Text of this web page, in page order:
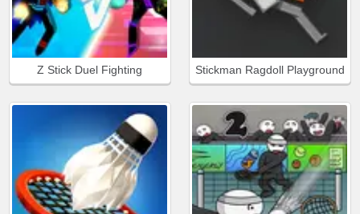
Z Stick Duel Fighting Stickman Ragdoll Playground